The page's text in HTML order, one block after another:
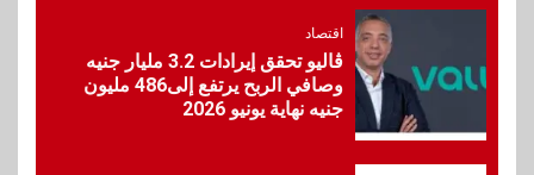
اقتصاد
اقتصاد
ڤاليو تحقق إيرادات 3.2 مليار جنيه
وصافي الربح يرتفع إلى486 مليون
جنيه نهاية يونيو 2026